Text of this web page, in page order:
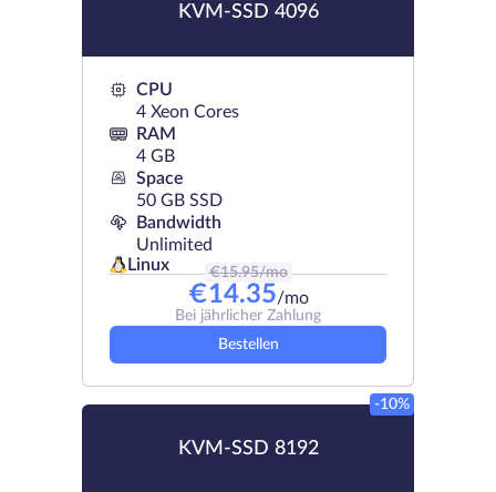
KVM-SSD 4096
CPU
4 Xeon Cores
RAM
4 GB
Space
50 GB SSD
Bandwidth
Unlimited
Linux
€15.95/mo
€14.35/mo
Bei jährlicher Zahlung
Bestellen
KVM-SSD 8192
-10%